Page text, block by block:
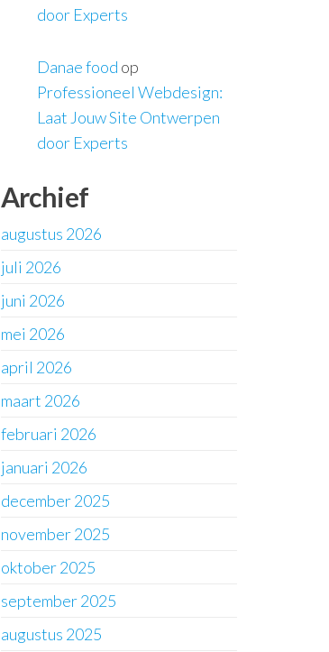
door Experts
Danae food op
Professioneel Webdesign:
Laat Jouw Site Ontwerpen
door Experts
Archief
augustus 2026
juli 2026
juni 2026
mei 2026
april 2026
maart 2026
februari 2026
januari 2026
december 2025
november 2025
oktober 2025
september 2025
augustus 2025